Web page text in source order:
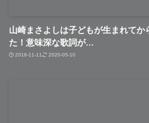
山崎まさよしは子どもが生まれてか
た！意味深な歌詞が…
2016-11-11 2020-05-10